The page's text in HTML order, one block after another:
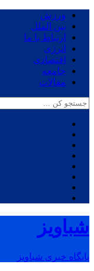
ورزش
بین الملل
ارتباط با ما
انرژی
اقتصادی
جامعه
مقالات
شباویز
پایگاه خبری شباویز